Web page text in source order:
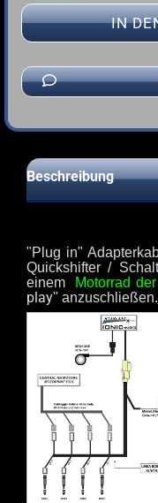
Beschreibung
"Plug in"
Quickshifter /
einem
Motorrad
play" anzuschließen.